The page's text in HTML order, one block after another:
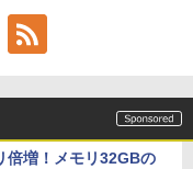
倍増！メモリ32GBの